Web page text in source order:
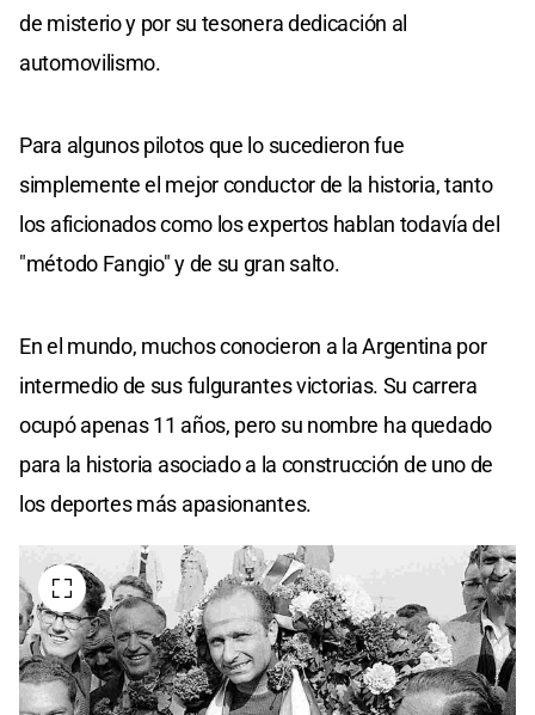
de misterio y por su tesonera dedicación al
automovilismo.
Para algunos pilotos que lo sucedieron fue
simplemente el mejor conductor de la historia, tanto
los aficionados como los expertos hablan todavía del
"método Fangio" y de su gran salto.
En el mundo, muchos conocieron a la Argentina por
intermedio de sus fulgurantes victorias. Su carrera
ocupó apenas 11 años, pero su nombre ha quedado
para la historia asociado a la construcción de uno de
los deportes más apasionantes.